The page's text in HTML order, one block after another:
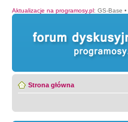
Aktualizacje na programosy.pl: GS-Base •
Strona główna